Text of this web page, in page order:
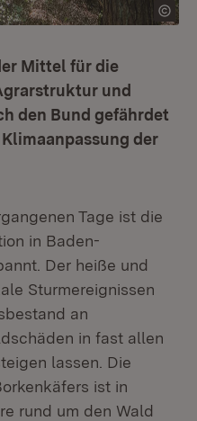
Mittel für die
und
den Bund gefährdet
der
Tage ist die
in Baden-
Der heiße und
Sturmereignissen
an
in fast allen
lassen. Die
ist in
rund um den Wald